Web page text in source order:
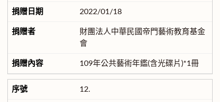
2022/01/18
財團法人中華民國帝門藝術教育基金
會
109年公共藝術年鑑(含光碟片)*1冊
12.